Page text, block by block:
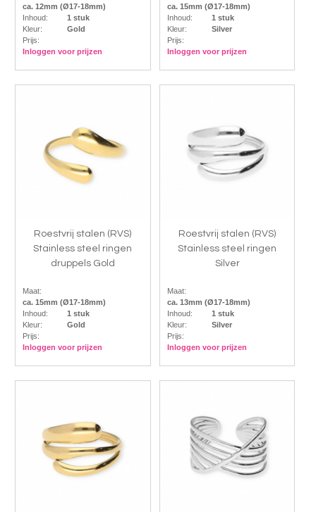
ca. 12mm (Ø17-18mm)
Inhoud:
1 stuk
Kleur:
Gold
Prijs:
Inloggen voor prijzen
ca. 15mm (Ø17-18mm)
Inhoud:
1 stuk
Kleur:
Silver
Prijs:
Inloggen voor prijzen
Roestvrij stalen (RVS)
Stainless steel ringen
druppels Gold
Maat:
ca. 15mm (Ø17-18mm)
Inhoud:
1 stuk
Kleur:
Gold
Prijs:
Inloggen voor prijzen
Roestvrij stalen (RVS)
Stainless steel ringen
Silver
Maat:
ca. 13mm (Ø17-18mm)
Inhoud:
1 stuk
Kleur:
Silver
Prijs:
Inloggen voor prijzen